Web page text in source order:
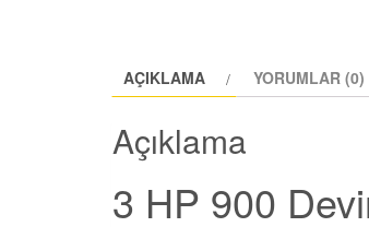
AÇIKLAMA YORUMLAR (0)
Açıklama
3 HP 900